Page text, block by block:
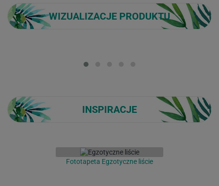
WIZUALIZACJE PRODUKTU
INSPIRACJE
Fototapeta Egzotyczne liście